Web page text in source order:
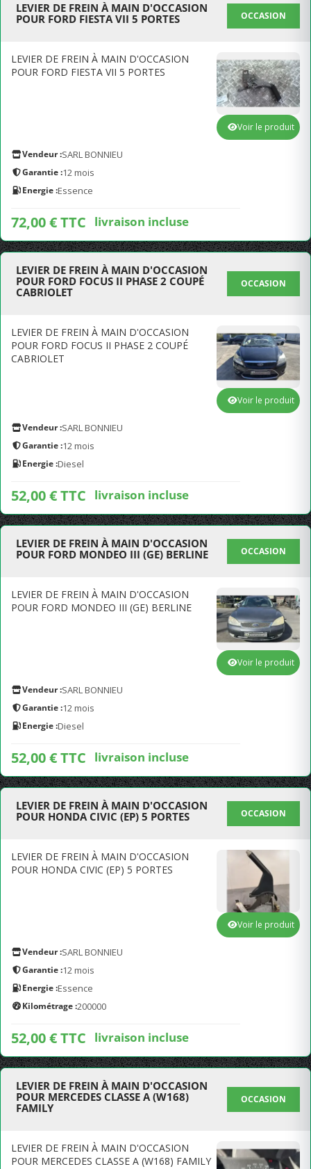
LEVIER DE FREIN À MAIN D'OCCASION
POUR FORD FIESTA VII 5 PORTES
OCCASION
LEVIER DE FREIN À MAIN D'OCCASION
POUR FORD FIESTA VII 5 PORTES
Vendeur :SARL BONNIEU
Garantie :12 mois
Energie :Essence
72,00 € TTC livraison incluse
Voir le produit
LEVIER DE FREIN À MAIN D'OCCASION
POUR FORD FOCUS II PHASE 2 COUPÉ
CABRIOLET
OCCASION
LEVIER DE FREIN À MAIN D'OCCASION
POUR FORD FOCUS II PHASE 2 COUPÉ
CABRIOLET
Vendeur :SARL BONNIEU
Garantie :12 mois
Energie :Diesel
52,00 € TTC livraison incluse
Voir le produit
LEVIER DE FREIN À MAIN D'OCCASION
POUR FORD MONDEO III (GE) BERLINE
OCCASION
LEVIER DE FREIN À MAIN D'OCCASION
POUR FORD MONDEO III (GE) BERLINE
Vendeur :SARL BONNIEU
Garantie :12 mois
Energie :Diesel
52,00 € TTC livraison incluse
Voir le produit
LEVIER DE FREIN À MAIN D'OCCASION
POUR HONDA CIVIC (EP) 5 PORTES
OCCASION
LEVIER DE FREIN À MAIN D'OCCASION
POUR HONDA CIVIC (EP) 5 PORTES
Vendeur :SARL BONNIEU
Garantie :12 mois
Energie :Essence
Kilométrage :200000
52,00 € TTC livraison incluse
Voir le produit
LEVIER DE FREIN À MAIN D'OCCASION
POUR MERCEDES CLASSE A (W168)
FAMILY
OCCASION
LEVIER DE FREIN À MAIN D'OCCASION
POUR MERCEDES CLASSE A (W168) FAMILY